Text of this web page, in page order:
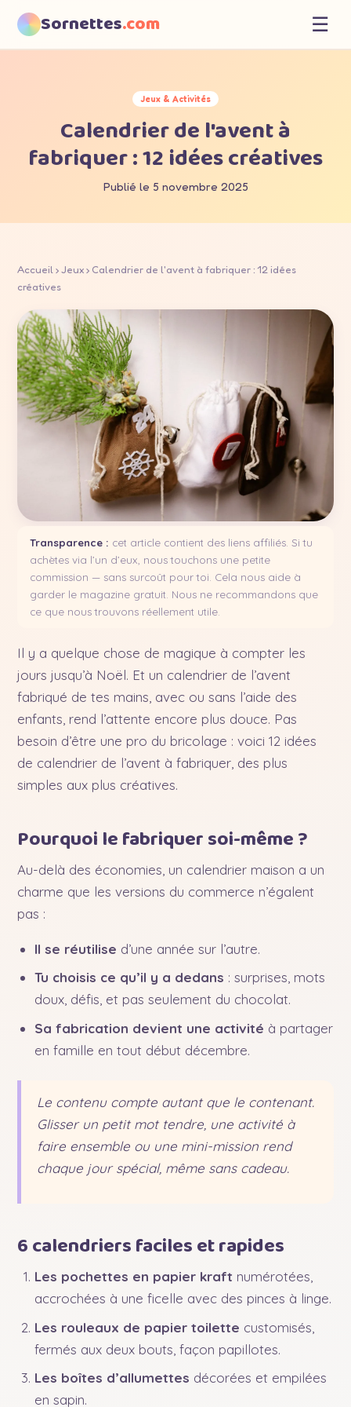
Sornettes.com ☰
Jeux & Activités
Calendrier de l'avent à
fabriquer : 12 idées créatives
Publié le 5 novembre 2025
Accueil›Jeux› Calendrier de l'avent à fabriquer : 12 idées
créatives
Transparence : cet article contient des liens affiliés. Si tu
achètes via l’un d’eux, nous touchons une petite
commission — sans surcoût pour toi. Cela nous aide à
garder le magazine gratuit. Nous ne recommandons que
ce que nous trouvons réellement utile.
Il y a quelque chose de magique à compter les
jours jusqu’à Noël. Et un calendrier de l’avent
fabriqué de tes mains, avec ou sans l’aide des
enfants, rend l’attente encore plus douce. Pas
besoin d’être une pro du bricolage : voici 12 idées
de calendrier de l’avent à fabriquer, des plus
simples aux plus créatives.
Pourquoi le fabriquer soi-même ?
Au-delà des économies, un calendrier maison a un
charme que les versions du commerce n’égalent
pas :
Il se réutilise d’une année sur l’autre.
Tu choisis ce qu’il y a dedans : surprises, mots
doux, défis, et pas seulement du chocolat.
Sa fabrication devient une activité à partager
en famille en tout début décembre.
Le contenu compte autant que le contenant.
Glisser un petit mot tendre, une activité à
faire ensemble ou une mini-mission rend
chaque jour spécial, même sans cadeau.
6 calendriers faciles et rapides
Les pochettes en papier kraft numérotées,
accrochées à une ficelle avec des pinces à linge.
Les rouleaux de papier toilette customisés,
fermés aux deux bouts, façon papillotes.
Les boîtes d’allumettes décorées et empilées
en sapin.